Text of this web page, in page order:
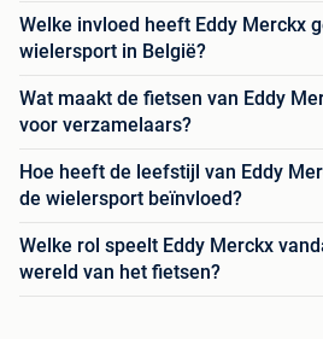
Welke invloed heeft Eddy Merckx
wielersport in België?
Wat maakt de fietsen van Eddy
voor verzamelaars?
Hoe heeft de leefstijl van Eddy
de wielersport beïnvloed?
Welke rol speelt Eddy Merckx
wereld van het fietsen?